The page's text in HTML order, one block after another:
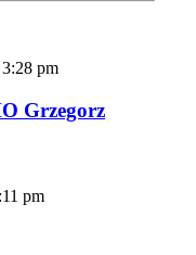
pm
Grzegorz
pm